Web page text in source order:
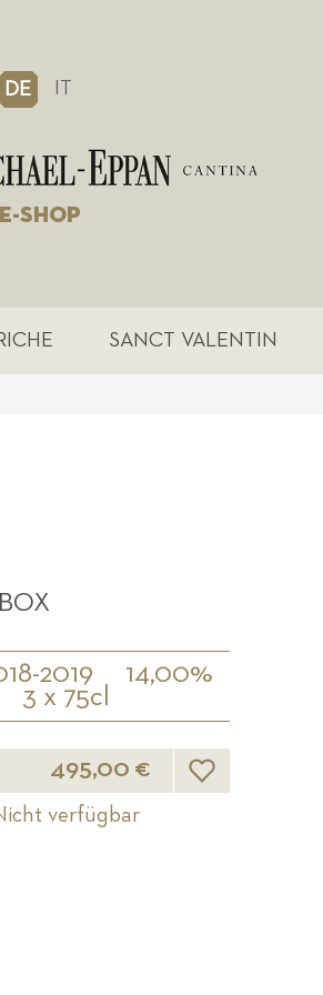
DE IT
E-SHOP
SANCT VALENTIN
2019
14,00%
3 x 75cl
495,00 € Wunschliste
verfügbar